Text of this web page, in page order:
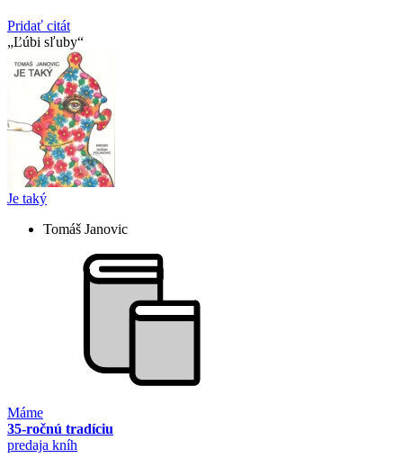
Pridať citát
Ľúbi sľuby
Je taký
Tomáš Janovic
Máme
35-ročnú tradíciu
predaja kníh